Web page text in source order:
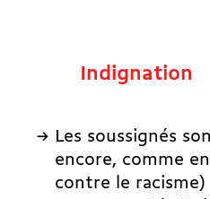
Indignation
Les soussignés
encore, comme
contre le racisme)